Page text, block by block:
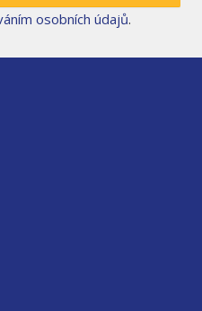
osobních údajů.